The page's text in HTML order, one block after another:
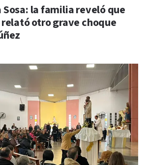
Sosa: la familia reveló que
otro grave choque